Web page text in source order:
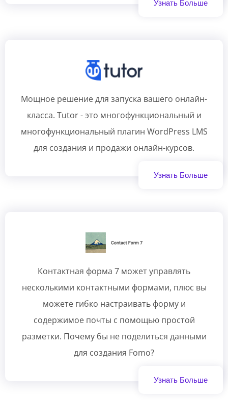
Узнать Больше
Мощное решение для запуска вашего онлайн-
класса. Tutor - это многофункциональный и
многофункциональный плагин WordPress LMS
для создания и продажи онлайн-курсов.
Узнать Больше
Контактная форма 7 может управлять
несколькими контактными формами, плюс вы
можете гибко настраивать форму и
содержимое почты с помощью простой
разметки. Почему бы не поделиться данными
для создания Fomo?
Узнать Больше